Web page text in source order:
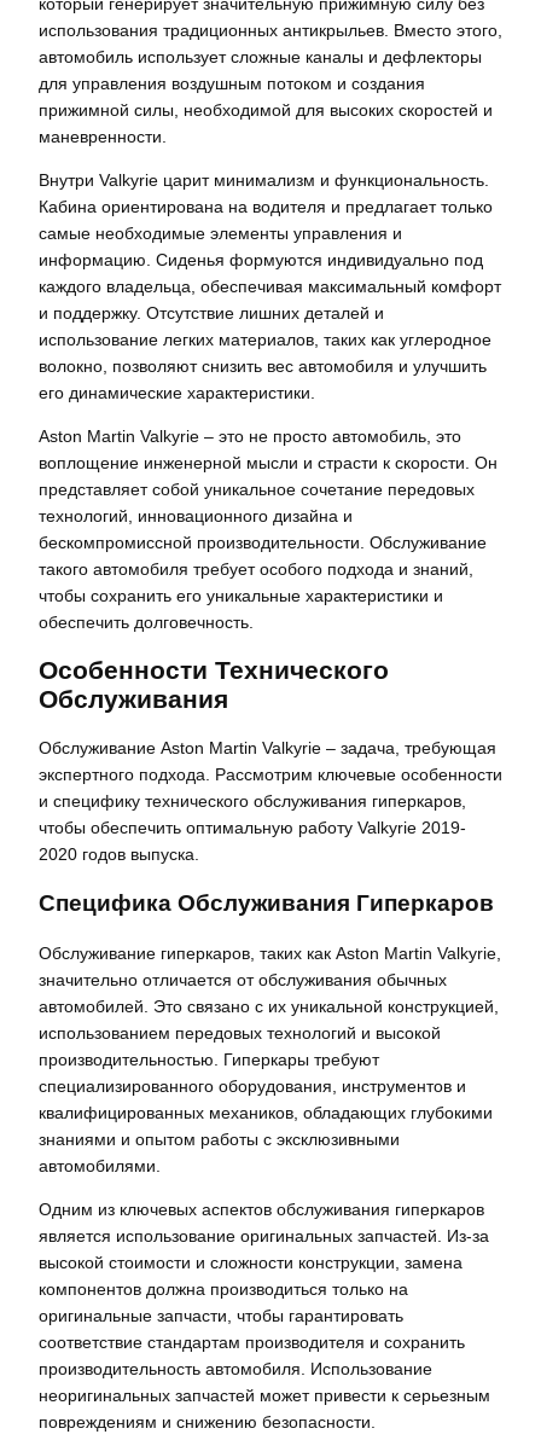
использования традиционных антикрыльев. Вместо этого,
автомобиль использует сложные каналы и дефлекторы
для управления воздушным потоком и создания
прижимной силы, необходимой для высоких скоростей и
маневренности.
Внутри Valkyrie царит минимализм и функциональность.
Кабина ориентирована на водителя и предлагает только
самые необходимые элементы управления и
информацию. Сиденья формуются индивидуально под
каждого владельца, обеспечивая максимальный комфорт
и поддержку. Отсутствие лишних деталей и
использование легких материалов, таких как углеродное
волокно, позволяют снизить вес автомобиля и улучшить
его динамические характеристики.
Aston Martin Valkyrie – это не просто автомобиль, это
воплощение инженерной мысли и страсти к скорости. Он
представляет собой уникальное сочетание передовых
технологий, инновационного дизайна и
бескомпромиссной производительности. Обслуживание
такого автомобиля требует особого подхода и знаний,
чтобы сохранить его уникальные характеристики и
обеспечить долговечность.
Особенности Технического
Обслуживания
Обслуживание Aston Martin Valkyrie – задача, требующая
экспертного подхода. Рассмотрим ключевые особенности
и специфику технического обслуживания гиперкаров,
чтобы обеспечить оптимальную работу Valkyrie 2019-
2020 годов выпуска.
Специфика Обслуживания Гиперкаров
Обслуживание гиперкаров, таких как Aston Martin Valkyrie,
значительно отличается от обслуживания обычных
автомобилей. Это связано с их уникальной конструкцией,
использованием передовых технологий и высокой
производительностью. Гиперкары требуют
специализированного оборудования, инструментов и
квалифицированных механиков, обладающих глубокими
знаниями и опытом работы с эксклюзивными
автомобилями.
Одним из ключевых аспектов обслуживания гиперкаров
является использование оригинальных запчастей. Из-за
высокой стоимости и сложности конструкции, замена
компонентов должна производиться только на
оригинальные запчасти, чтобы гарантировать
соответствие стандартам производителя и сохранить
производительность автомобиля. Использование
неоригинальных запчастей может привести к серьезным
повреждениям и снижению безопасности.